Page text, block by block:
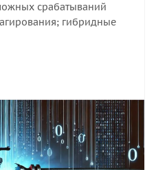
срабатываний
гибридные